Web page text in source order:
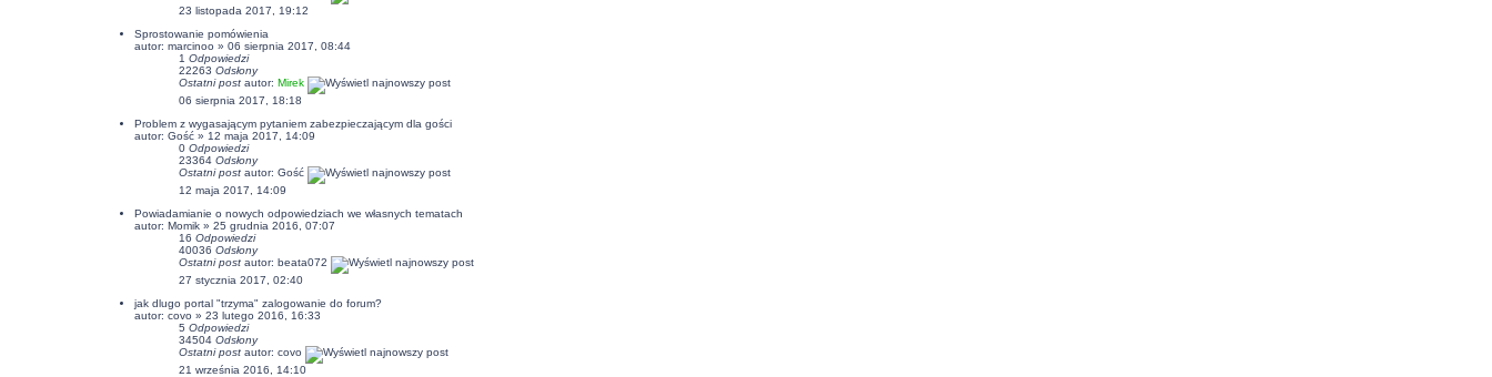
23 listopada 2017, 19:12
Sprostowanie pomówienia
autor: marcinoo » 06 sierpnia 2017, 08:44
1 Odpowiedzi
22263 Odsłony
Ostatni post autor: Mirek
06 sierpnia 2017, 18:18
Problem z wygasającym pytaniem zabezpieczającym dla gości
autor: Gość » 12 maja 2017, 14:09
0 Odpowiedzi
23364 Odsłony
Ostatni post autor: Gość
12 maja 2017, 14:09
Powiadamianie o nowych odpowiedziach we własnych tematach
autor: Momik» 25 grudnia 2016, 07:07
16 Odpowiedzi
40036 Odsłony
Ostatni post autor: beata072
27 stycznia 2017, 02:40
jak dlugo portal "trzyma" zalogowanie do forum?
autor: covo » 23 lutego 2016, 16:33
5 Odpowiedzi
34504 Odsłony
Ostatni post autor: covo
21 września 2016, 14:10